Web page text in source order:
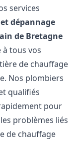
services
dépannage
de Bretagne
tous vos
de chauffage
Nos plombiers
qualifiés
pour
problèmes liés
de chauffage